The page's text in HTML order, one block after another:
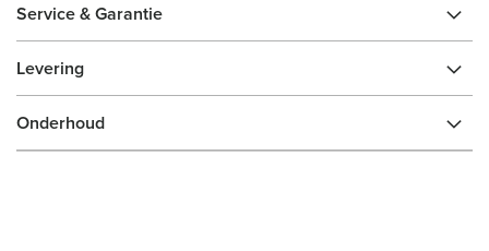
Service & Garantie
Levering
Onderhoud